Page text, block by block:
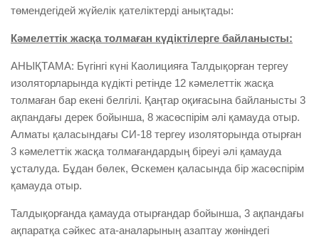
төмендегідей жүйелік қателіктерді анықтады:
Кәмелеттік жасқа толмаған күдіктілерге байланысты:
АНЫҚТАМА: Бүгінгі күні Каолицияға Талдықорған тергеу
изоляторларында күдікті ретінде 12 кәмелеттік жасқа
толмаған бар екені белгілі. Қаңтар оқиғасына байланысты 3
ақпандағы дерек бойынша, 8 жасөспірім әлі қамауда отыр.
Алматы қаласындағы СИ-18 тергеу изоляторында отырған
3 кәмелеттік жасқа толмағандардың біреуі әлі қамауда
ұсталуда. Бұдан бөлек, Өскемен қаласында бір жасөспірім
қамауда отыр.
Талдықорғанда қамауда отырғандар бойынша, 3 ақпандағы
ақпаратқа сәйкес ата-аналарының азаптау жөніндегі